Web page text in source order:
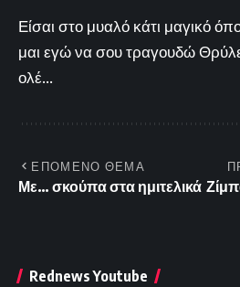
Είσαι στο μυαλό κάτι μαγικό
μαι εγώ να σου τραγουδώ
ολέ...
ΕΠΟΜΕΝΟ ΘΕΜΑ
Με… σκούπα στα ημιτελικά
Rednews Youtube